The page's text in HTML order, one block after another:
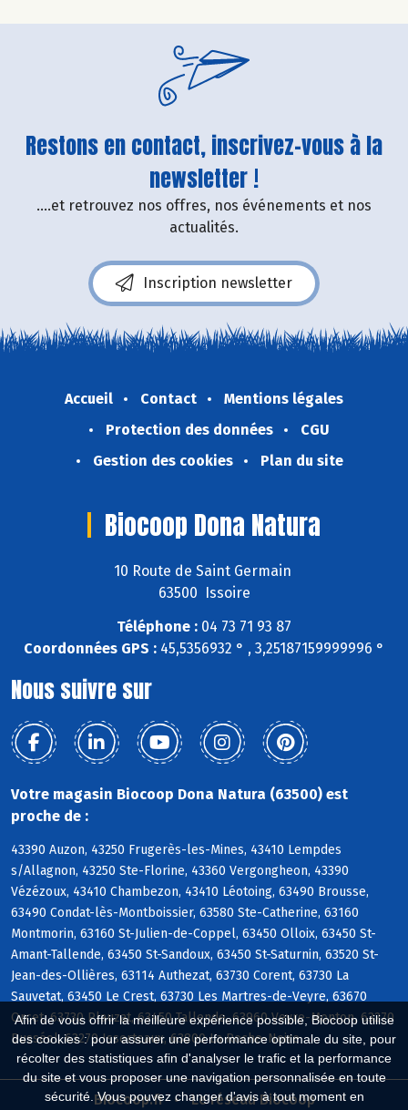
Afin de vous offrir la meilleure expérience possible, Biocoop utilise
des cookies : pour assurer une performance optimale du site, pour
récolter des statistiques afin d'analyser le trafic et la performance
du site et vous proposer une navigation personnalisée en toute
sécurité. Vous pouvez changer d'avis à tout moment en
Restons en contact, inscrivez-vous à la
newsletter !
....et retrouvez nos offres, nos événements et nos
actualités.
Inscription newsletter
Accueil Contact
Mentions légales
Protection des données
CGU
Gestion des cookies
Plan du site
Biocoop Dona Natura
10 Route de Saint Germain
63500 Issoire
Téléphone : 04 73 71 93 87
Coordonnées GPS : 45,5356932 ° , 3,25187159999996 °
Nous suivre sur
Votre magasin Biocoop Dona Natura (63500) est
proche de :
43390 Auzon, 43250 Frugerès-les-Mines, 43410 Lempdes
s/Allagnon, 43250 Ste-Florine, 43360 Vergongheon, 43390
Vézézoux, 43410 Chambezon, 43410 Léotoing, 63490 Brousse,
63490 Condat-lès-Montboissier, 63580 Ste-Catherine, 63160
Montmorin, 63160 St-Julien-de-Coppel, 63450 Olloix, 63450 St-
Amant-Tallende, 63450 St-Sandoux, 63450 St-Saturnin, 63520 St-
Jean-des-Ollières, 63114 Authezat, 63730 Corent, 63730 La
Sauvetat, 63450 Le Crest, 63730 Les Martres-de-Veyre, 63670
Orcet, 63730 Plauzat, 63450 Tallende, 63960 Veyre-Monton, 63270
Busséol, 63270 Isserteaux, 63800 La Roche-Noire
Biocoop.fr Le réseau Biocoop